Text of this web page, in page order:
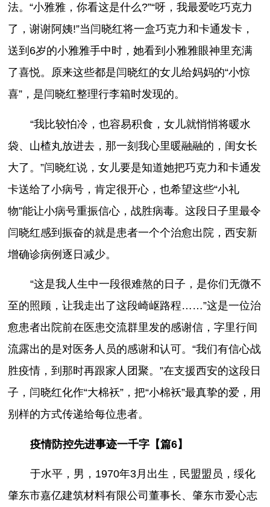
法。“小雅雅，你看这是什么?”“呀，我最爱吃巧克力
了，谢谢阿姨!”当闫晓红将一盒巧克力和卡通发卡，
送到6岁的小雅雅手中时，她看到小雅雅眼神里充满
了喜悦。原来这些都是闫晓红的女儿给妈妈的“小惊
喜”，是闫晓红整理行李箱时发现的。
“我比较怕冷，也容易积食，女儿就悄悄将暖水
袋、山楂丸放进去，那一刻我心里暖融融的，闺女长
大了。”闫晓红说，女儿要是知道她把巧克力和卡通发
卡送给了小病号，肯定很开心，也希望这些“小礼
物”能让小病号重振信心，战胜病毒。这段日子里最令
闫晓红感到振奋的就是患者一个个治愈出院，西安新
增确诊病例逐日减少。
“这是我人生中一段很难熬的日子，是你们无微不
至的照顾，让我走出了这段崎岖路程……”这是一位治
愈患者出院前在医患交流群里发的感谢信，字里行间
流露出的是对医务人员的感谢和认可。“我们有信心战
胜疫情，到那时再跟家人团聚。”在支援西安的这段日
子，闫晓红化作“大棉袄”，把“小棉袄”最真挚的爱，用
别样的方式传递给每位患者。
疫情防控先进事迹一千字【篇6】
于水平，男，1970年3月出生，民盟盟员，绥化
肇东市嘉亿建筑材料有限公司董事长、肇东市爱心志